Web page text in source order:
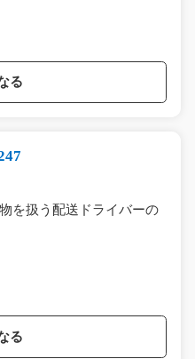
る
を扱う配送ドライバーの
る